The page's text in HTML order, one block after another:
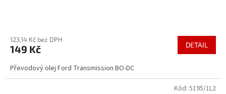
produktu
je
z
5
123,14 Kč bez DPH
149 Kč DETAIL
Převodový olej Ford Transmission BO-DC
Kód: 5195/1L2